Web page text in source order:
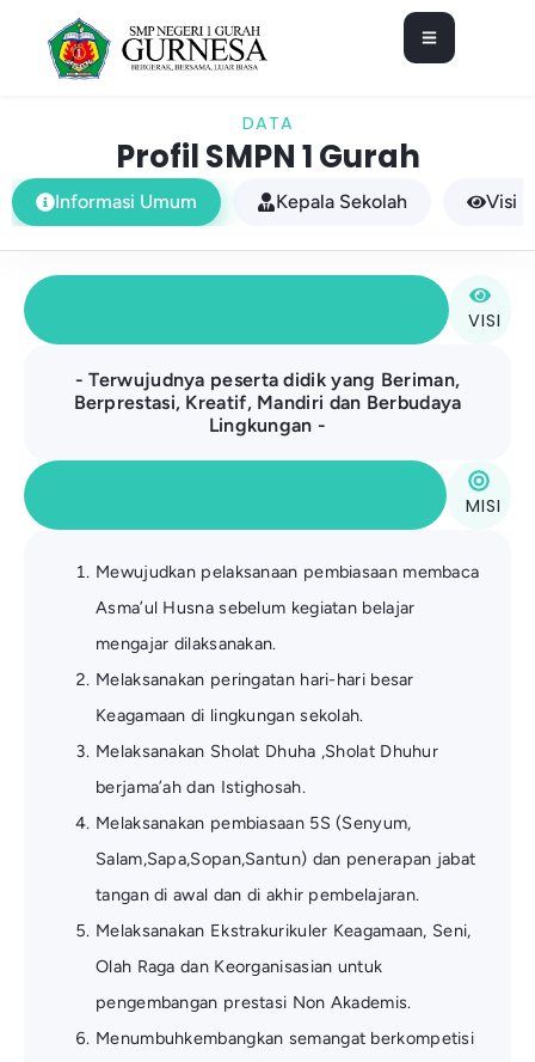
DATA
Profil SMPN 1 Gurah
Informasi Umum Kepala Sekolah Visi
VISI
- Terwujudnya peserta didik yang Beriman,
Berprestasi, Kreatif, Mandiri dan Berbudaya
Lingkungan -
MISI
Mewujudkan pelaksanaan pembiasaan membaca
Asma’ul Husna sebelum kegiatan belajar
mengajar dilaksanakan.
Melaksanakan peringatan hari-hari besar
Keagamaan di lingkungan sekolah.
Melaksanakan Sholat Dhuha ,Sholat Dhuhur
berjama’ah dan Istighosah.
Melaksanakan pembiasaan 5S (Senyum,
Salam,Sapa,Sopan,Santun) dan penerapan jabat
tangan di awal dan di akhir pembelajaran.
Melaksanakan Ekstrakurikuler Keagamaan, Seni,
Olah Raga dan Keorganisasian untuk
pengembangan prestasi Non Akademis.
Menumbuhkembangkan semangat berkompetisi